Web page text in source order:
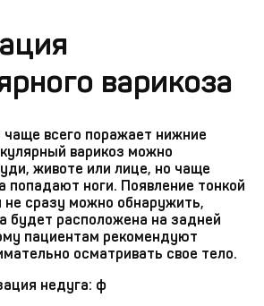
варикоза
всего поражает нижние
варикоз можно
животе или лице, но чаще
попадают ноги. Появление тонкой
не сразу можно обнаружить,
будет расположена на задней
пациентам рекомендуют
осматривать свое тело.
недуга: ф